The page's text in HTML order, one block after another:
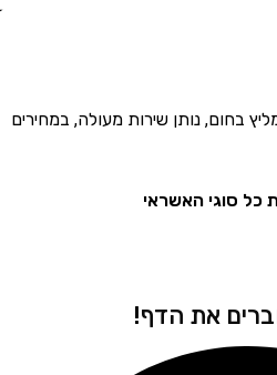
נותן שירות מעולה, במחירים
האשראי
את הדף!